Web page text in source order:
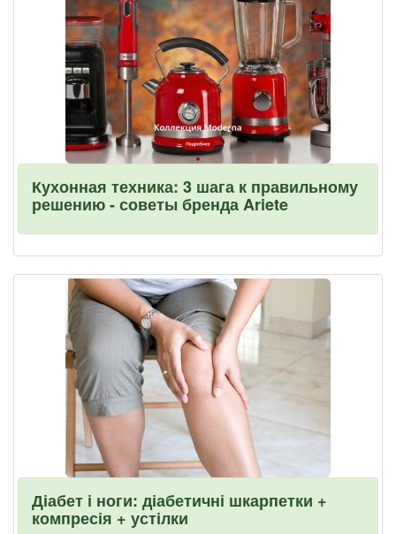
Кухонная техника: 3 шага к правильному
решению - советы бренда Ariete
Діабет і ноги: діабетичні шкарпетки +
компресія + устілки